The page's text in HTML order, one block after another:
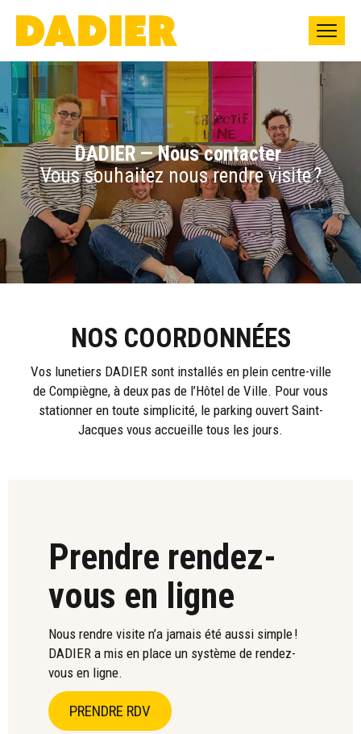
DADIER — Nous contacter
Vous souhaitez nous rendre visite ?
NOS COORDONNÉES
Vos lunetiers DADIER sont installés en plein centre-ville
de Compiègne, à deux pas de l’Hôtel de Ville. Pour vous
stationner en toute simplicité, le parking ouvert Saint-
Jacques vous accueille tous les jours.
Prendre rendez-
vous en ligne
Nous rendre visite n’a jamais été aussi simple !
DADIER a mis en place un système de rendez-
vous en ligne.
PRENDRE RDV